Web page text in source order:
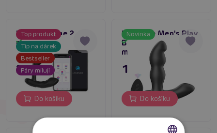
Top produkt
Tip na dárek
Bestseller
Páry milují
Lovense Edge 2,
masér prostaty
Skladem
2 599 Kč
Do košíku
Novinka
Erospace Men's Play
B12, prostatický
masážní vibrátor
Skladem
1 195 Kč
Do košíku